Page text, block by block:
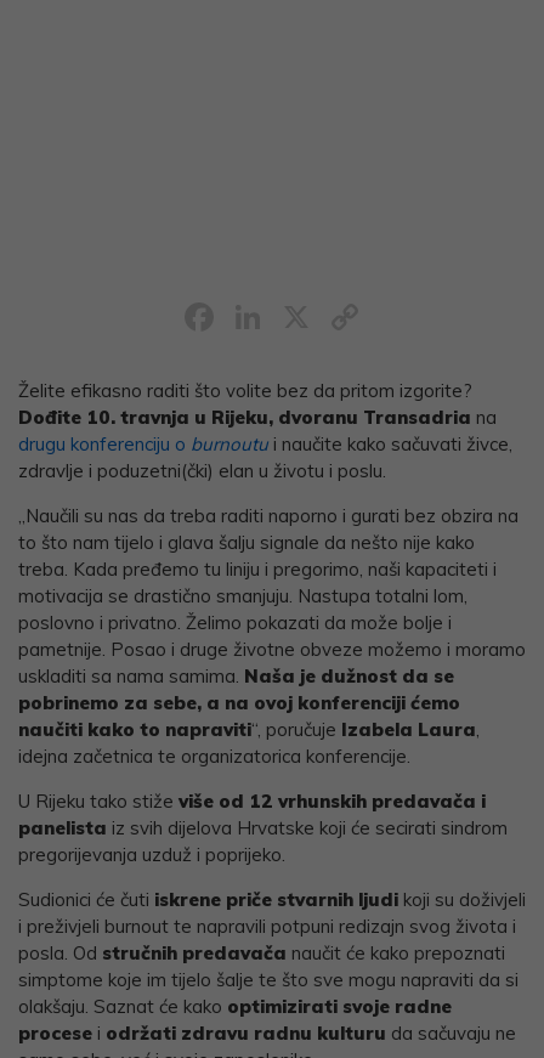
Želite efikasno raditi što volite bez da pritom izgorite?
Dođite 10. travnja u Rijeku, dvoranu Transadria na
drugu konferenciju o burnoutu i naučite kako sačuvati živce,
zdravlje i poduzetni(čki) elan u životu i poslu.
„Naučili su nas da treba raditi naporno i gurati bez obzira na
to što nam tijelo i glava šalju signale da nešto nije kako
treba. Kada pređemo tu liniju i pregorimo, naši kapaciteti i
motivacija se drastično smanjuju. Nastupa totalni lom,
poslovno i privatno. Želimo pokazati da može bolje i
pametnije. Posao i druge životne obveze možemo i moramo
uskladiti sa nama samima. Naša je dužnost da se
pobrinemo za sebe, a na ovoj konferenciji ćemo
naučiti kako to napraviti“, poručuje Izabela Laura,
idejna začetnica te organizatorica konferencije.
U Rijeku tako stiže više od 12 vrhunskih predavača i
panelista iz svih dijelova Hrvatske koji će secirati sindrom
pregorijevanja uzduž i poprijeko.
Sudionici će čuti iskrene priče stvarnih ljudi koji su doživjeli
i preživjeli burnout te napravili potpuni redizajn svog života i
posla. Od stručnih predavača naučit će kako prepoznati
simptome koje im tijelo šalje te što sve mogu napraviti da si
olakšaju. Saznat će kako optimizirati svoje radne
procese i održati zdravu radnu kulturu da sačuvaju ne